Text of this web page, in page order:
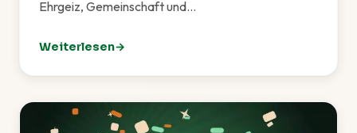
Ehrgeiz, Gemeinschaft und…
Weiterlesen
: TCI-Sommerfest 2026 – Ein rundum gelungenes